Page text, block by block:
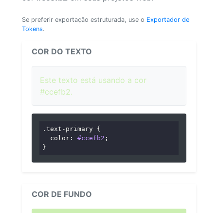
Se preferir exportação estruturada, use o Exportador de
Tokens.
COR DO TEXTO
Este texto está usando a cor
#ccefb2.
.text-primary {
color : #ccefb2 ;
}
COR DE FUNDO